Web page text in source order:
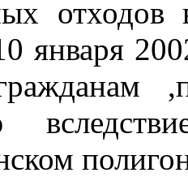
января